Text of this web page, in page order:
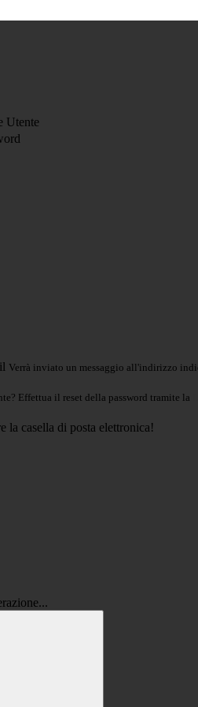
Utente
Verrà inviato un messaggio all'indirizzo
Effettua il reset della password tramite la
la casella di posta elettronica!